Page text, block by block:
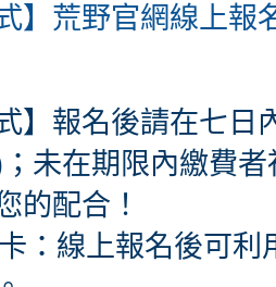
】荒野官網線上
】報名後請在七
未在期限內繳費
的配合！
：線上報名後可